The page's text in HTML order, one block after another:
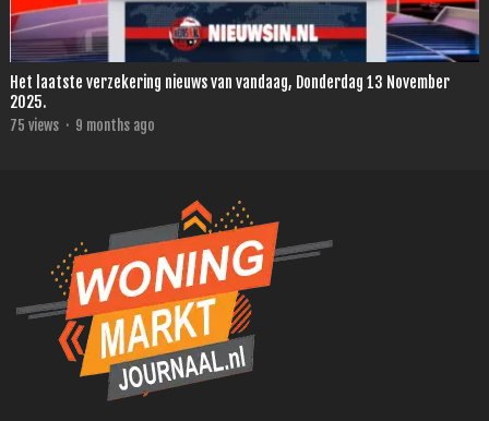
Het laatste verzekering nieuws van vandaag, Donderdag 13 November
2025.
75 views · 9 months ago